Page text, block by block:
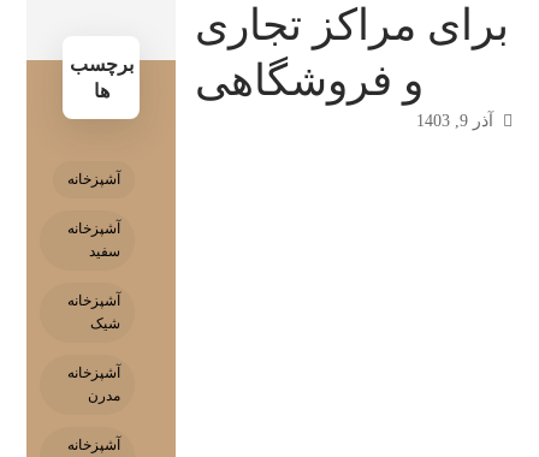
برای مراکز تجاری
و فروشگاهی
آذر 9, 1403
برچسب
ها
آشپزخانه
آشپزخانه
سفید
آشپزخانه
شیک
آشپزخانه
مدرن
آشپزخانه